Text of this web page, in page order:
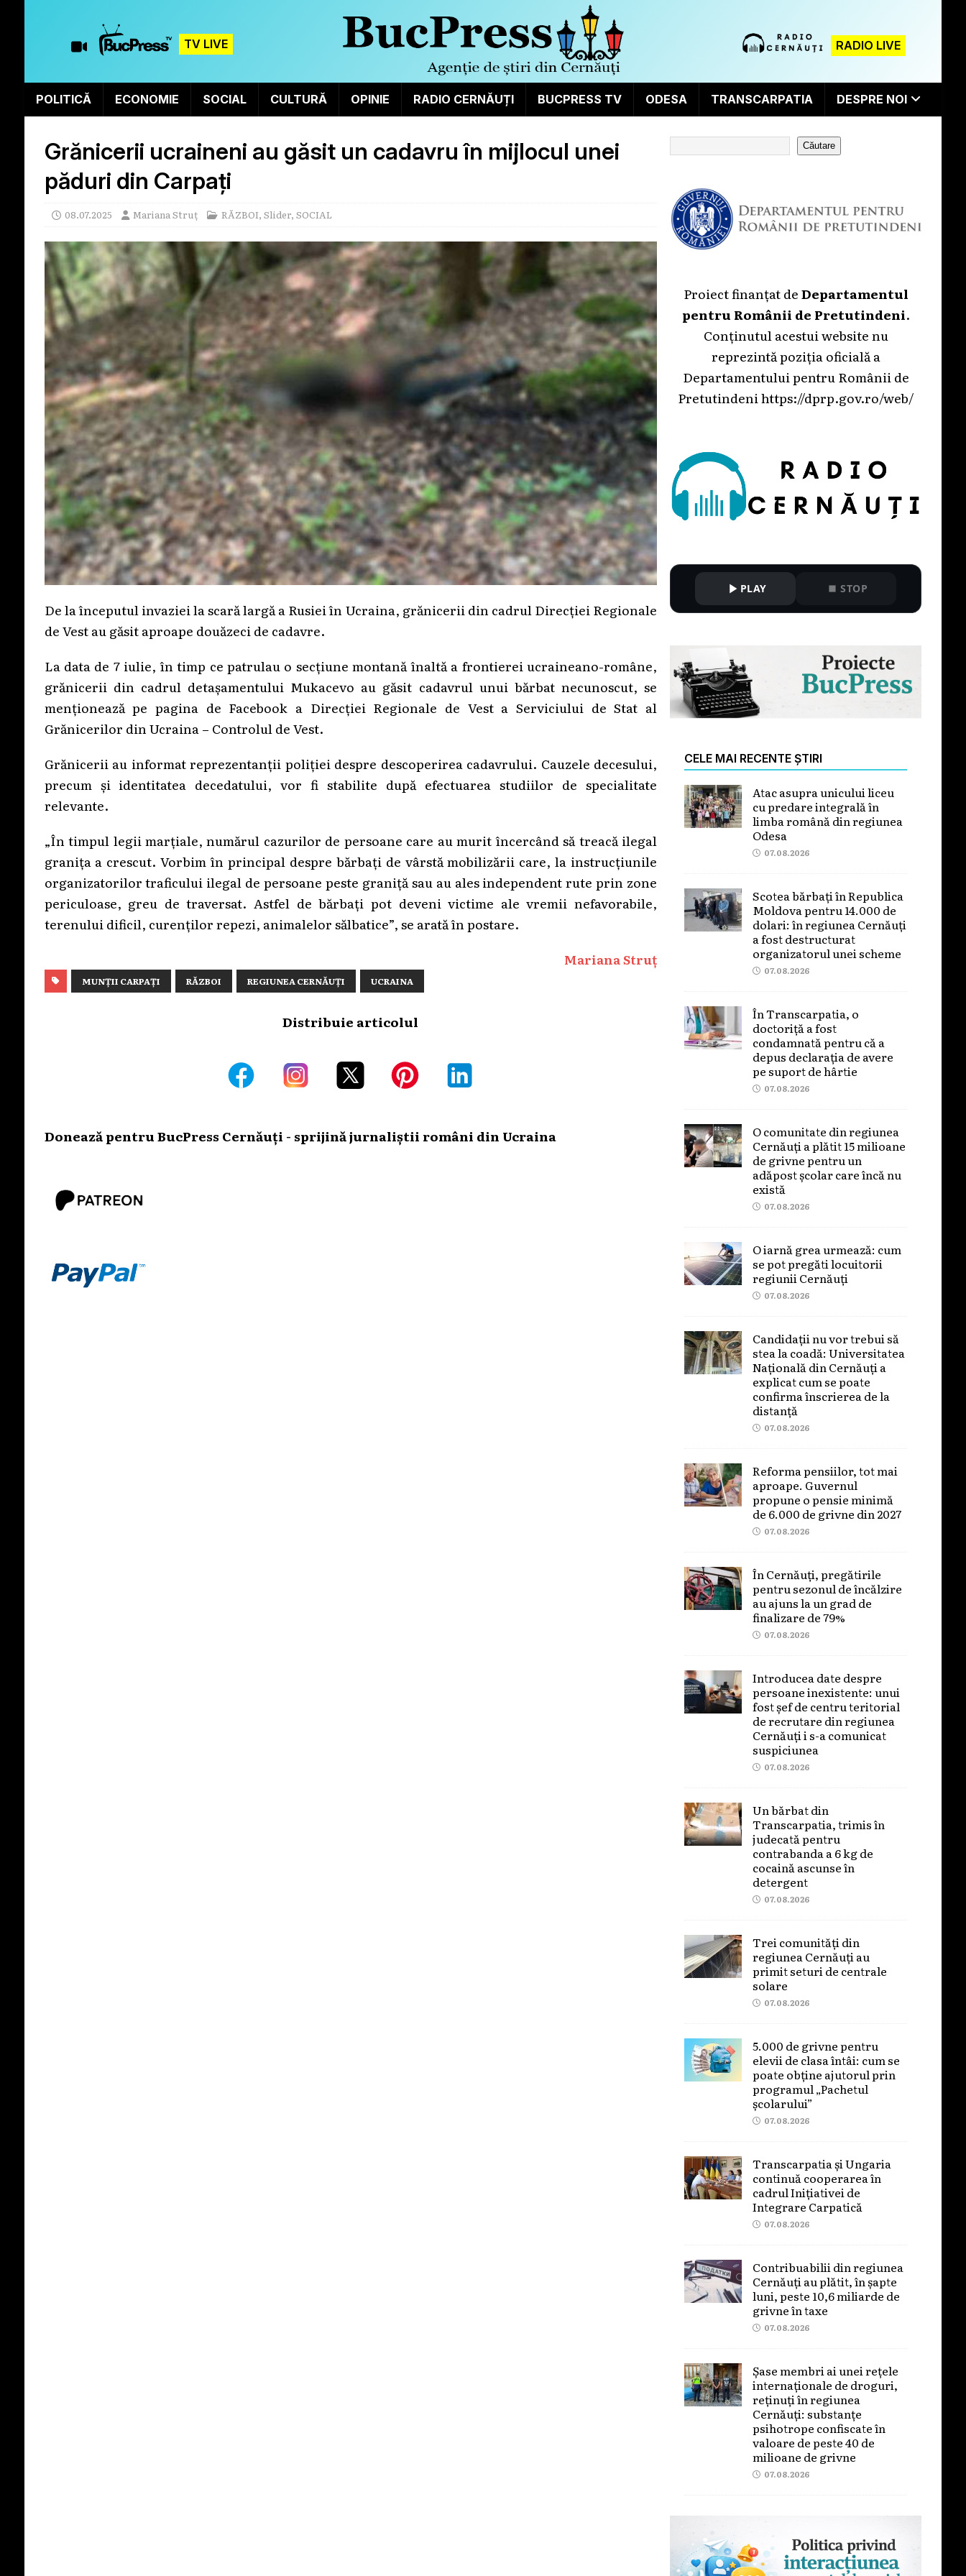
TV LIVE RADIO LIVE
POLITICĂ ECONOMIE SOCIAL CULTURĂ OPINIE RADIO CERNĂUȚI BUCPRESS TV ODESA TRANSCARPATIA DESPRE NOI
Grănicerii ucraineni au găsit un cadavru în mijlocul unei
păduri din Carpați
08.07.2025 Mariana Struț RĂZBOI, Slider, SOCIAL
De la începutul invaziei la scară largă a Rusiei în Ucraina, grănicerii din cadrul Direcției Regionale
de Vest au găsit aproape douăzeci de cadavre.
La data de 7 iulie, în timp ce patrulau o secțiune montană înaltă a frontierei ucraineano-române,
grănicerii din cadrul detașamentului Mukacevo au găsit cadavrul unui bărbat necunoscut, se
menționează pe pagina de Facebook a Direcției Regionale de Vest a Serviciului de Stat al
Grănicerilor din Ucraina – Controlul de Vest.
Grănicerii au informat reprezentanții poliției despre descoperirea cadavrului. Cauzele decesului,
precum și identitatea decedatului, vor fi stabilite după efectuarea studiilor de specialitate
relevante.
„În timpul legii marțiale, numărul cazurilor de persoane care au murit încercând să treacă ilegal
granița a crescut. Vorbim în principal despre bărbați de vârstă mobilizării care, la instrucțiunile
organizatorilor traficului ilegal de persoane peste graniță sau au ales independent rute prin zone
periculoase, greu de traversat. Astfel de bărbați pot deveni victime ale vremii nefavorabile,
terenului dificil, curenților repezi, animalelor sălbatice”, se arată în postare.
Mariana Struț
MUNȚII CARPAȚI RĂZBOI REGIUNEA CERNĂUȚI UCRAINA
Distribuie articolul
Donează pentru BucPress Cernăuți - sprijină jurnaliștii români din Ucraina
Căutare
Proiect finanțat deDepartamentul
pentru Românii de Pretutindeni.
Conținutul acestui website nu
reprezintă poziția oficială a
Departamentului pentru Românii de
Pretutindenihttps://dprp.gov.ro/web/
PLAY STOP
CELE MAI RECENTE ȘTIRI
Atac asupra unicului liceu
cu predare integrală în
limba română din regiunea
Odesa
07.08.2026
Scotea bărbați în Republica
Moldova pentru 14.000 de
dolari: în regiunea Cernăuți
a fost destructurat
organizatorul unei scheme
07.08.2026
În Transcarpatia, o
doctoriță a fost
condamnată pentru că a
depus declarația de avere
pe suport de hârtie
07.08.2026
O comunitate din regiunea
Cernăuți a plătit 15 milioane
de grivne pentru un
adăpost școlar care încă nu
există
07.08.2026
O iarnă grea urmează: cum
se pot pregăti locuitorii
regiunii Cernăuți
07.08.2026
Candidații nu vor trebui să
stea la coadă: Universitatea
Națională din Cernăuți a
explicat cum se poate
confirma înscrierea de la
distanță
07.08.2026
Reforma pensiilor, tot mai
aproape. Guvernul
propune o pensie minimă
de 6.000 de grivne din 2027
07.08.2026
În Cernăuți, pregătirile
pentru sezonul de încălzire
au ajuns la un grad de
finalizare de 79%
07.08.2026
Introducea date despre
persoane inexistente: unui
fost șef de centru teritorial
de recrutare din regiunea
Cernăuți i s-a comunicat
suspiciunea
07.08.2026
Un bărbat din
Transcarpatia, trimis în
judecată pentru
contrabanda a 6 kg de
cocaină ascunse în
detergent
07.08.2026
Trei comunități din
regiunea Cernăuți au
primit seturi de centrale
solare
07.08.2026
5.000 de grivne pentru
elevii de clasa întâi: cum se
poate obține ajutorul prin
programul „Pachetul
școlarului”
07.08.2026
Transcarpatia și Ungaria
continuă cooperarea în
cadrul Inițiativei de
Integrare Carpatică
07.08.2026
Contribuabilii din regiunea
Cernăuți au plătit, în șapte
luni, peste 10,6 miliarde de
grivne în taxe
07.08.2026
Șase membri ai unei rețele
internaționale de droguri,
reținuți în regiunea
Cernăuți: substanțe
psihotrope confiscate în
valoare de peste 40 de
milioane de grivne
07.08.2026